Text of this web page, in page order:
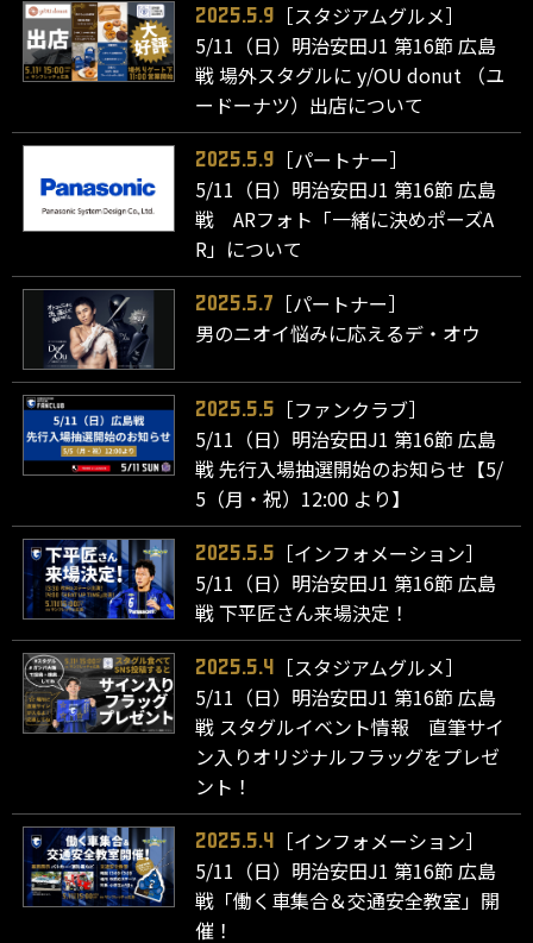
2025.5.9
［スタジアムグルメ］
5/11（日）明治安田J1 第16節 広島
戦 場外スタグルに y/OU donut （ユ
ードーナツ）出店について
2025.5.9
［パートナー］
5/11（日）明治安田J1 第16節 広島
戦 ARフォト「一緒に決めポーズA
R」について
2025.5.7
［パートナー］
男のニオイ悩みに応えるデ・オウ
2025.5.5
［ファンクラブ］
5/11（日）明治安田J1 第16節 広島
戦 先行入場抽選開始のお知らせ【5/
5（月・祝）12:00 より】
2025.5.5
［インフォメーション］
5/11（日）明治安田J1 第16節 広島
戦 下平匠さん来場決定！
2025.5.4
［スタジアムグルメ］
5/11（日）明治安田J1 第16節 広島
戦 スタグルイベント情報 直筆サイ
ン入りオリジナルフラッグをプレゼ
ント！
2025.5.4
［インフォメーション］
5/11（日）明治安田J1 第16節 広島
戦「働く車集合＆交通安全教室」開
催！